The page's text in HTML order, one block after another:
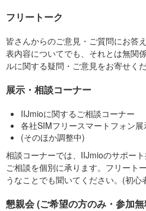
フリートーク
皆さんからのご意見・ご質問にお答
表内容についてでも、それとは無関
ルに関する疑問・ご意見をお寄せくだ
展示・相談コーナー
IIJmioに関するご相談コーナー
各社SIMフリースマートフォン展
(そのほか調整中)
相談コーナーでは、IIJmioのサポー
ご相談を個別に承ります。フリート
うなことでも聞いてください。(初心
懇親会 (ご希望の方のみ・参加